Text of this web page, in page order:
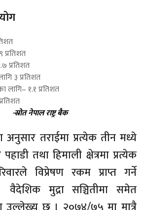
प्रतिशत
३ प्रतिशत
१.१ प्रतिशत
राष्ट्र बैक
अनुसार तराईमा प्रत्येक तीन मध्ये
तथा हिमाली क्षेत्रमा प्रत्येक
विप्रेषण रकम प्राप्त गर्ने
मुद्रा सञ्चितीमा समेत